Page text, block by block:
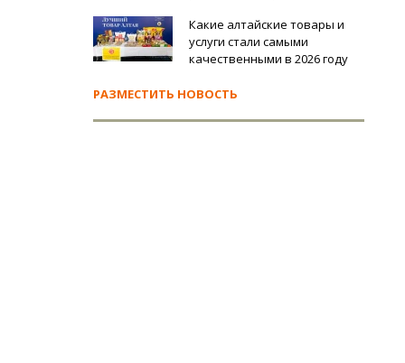
Какие алтайские товары и
услуги стали самыми
качественными в 2026 году
РАЗМЕСТИТЬ НОВОСТЬ